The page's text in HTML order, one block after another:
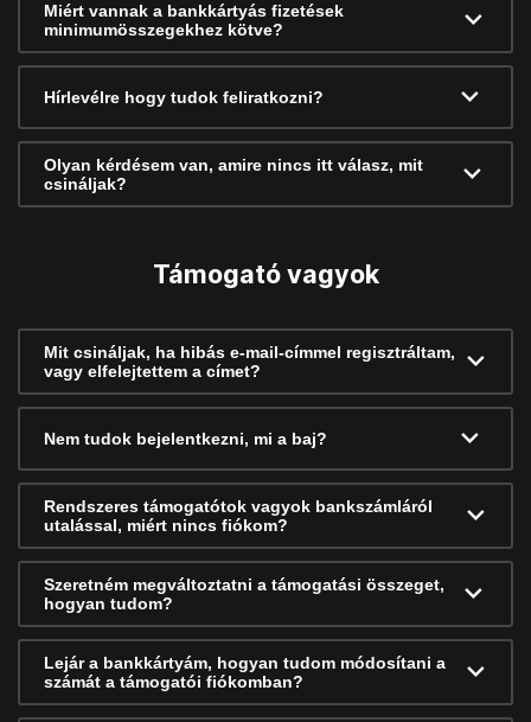
Miért vannak a bankkártyás fizetések
minimumösszegekhez kötve?
Hírlevélre hogy tudok feliratkozni?
Olyan kérdésem van, amire nincs itt válasz, mit
csináljak?
Támogató vagyok
Mit csináljak, ha hibás e-mail-címmel regisztráltam,
vagy elfelejtettem a címet?
Nem tudok bejelentkezni, mi a baj?
Rendszeres támogatótok vagyok bankszámláról
utalással, miért nincs fiókom?
Szeretném megváltoztatni a támogatási összeget,
hogyan tudom?
Lejár a bankkártyám, hogyan tudom módosítani a
számát a támogatói fiókomban?